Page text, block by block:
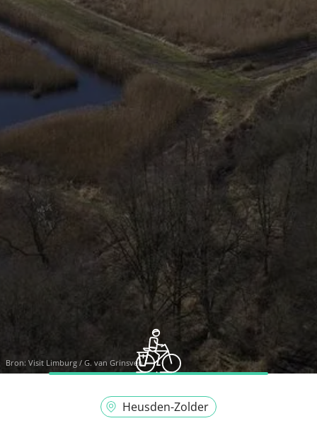
Bron: Visit Limburg / G. van Grinsven
Heusden-Zolder